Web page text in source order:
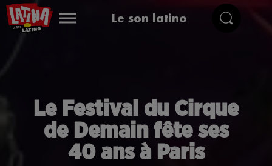
Le son latino
Le Festival du Cirque
de Demain fête ses
40 ans à Paris